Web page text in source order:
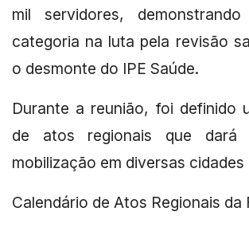
mil servidores,
categoria na luta pela revisão
o desmonte do IPE Saúde.
Durante a reunião, foi definido
de atos regionais que dará
mobilização em diversas
Calendário de Atos Regionais da